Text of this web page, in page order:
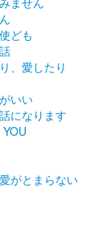
ども
、愛したり
いい
になります
がとまらない